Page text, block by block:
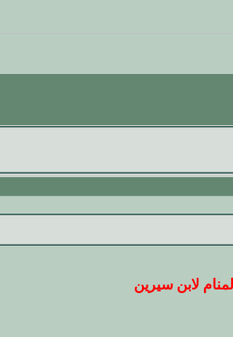
لابن سيرين